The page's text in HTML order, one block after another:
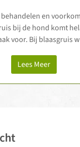
behandelen en
bij de hond komt
voor. Bij blaasgruis
gevormd in de urine …
Lees Meer